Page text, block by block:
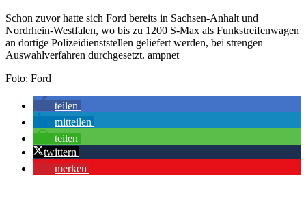
Schon zuvor hatte sich Ford bereits in Sachsen-Anhalt und
Nordrhein-Westfalen, wo bis zu 1200 S-Max als Funkstreifenwagen
an dortige Polizeidienststellen geliefert werden, bei strengen
Auswahlverfahren durchgesetzt. ampnet
Foto: Ford
teilen
mitteilen
teilen
twittern
merken